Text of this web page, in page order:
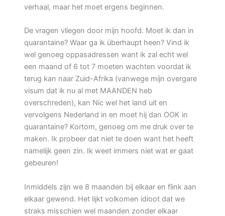
verhaal, maar het moet ergens beginnen.
De vragen vliegen door mijn hoofd. Moet ik dan in
quarantaine? Waar ga ik überhaupt heen? Vind ik
wel genoeg oppasadressen want ik zal echt wel
een maand of 6 tot 7 moeten wachten voordat ik
terug kan naar Zuid-Afrika (vanwege mijn overgare
visum dat ik nu al met MAANDEN heb
overschreden), kan Nic wel het land uit en
vervolgens Nederland in en moet hij dan OOK in
quarantaine? Kortom, genoeg om me druk over te
maken. Ik probeer dat niet te doen want het heeft
namelijk geen zin. Ik weet immers niet wat er gaat
gebeuren!
Inmiddels zijn we 8 maanden bij elkaar en flink aan
elkaar gewend. Het lijkt volkomen idioot dat we
straks misschien wel maanden zonder elkaar